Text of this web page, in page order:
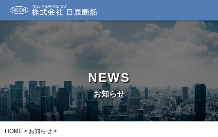
NEWS
お知らせ
HOME > お知らせ >